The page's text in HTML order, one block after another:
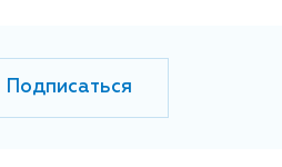
Подписаться